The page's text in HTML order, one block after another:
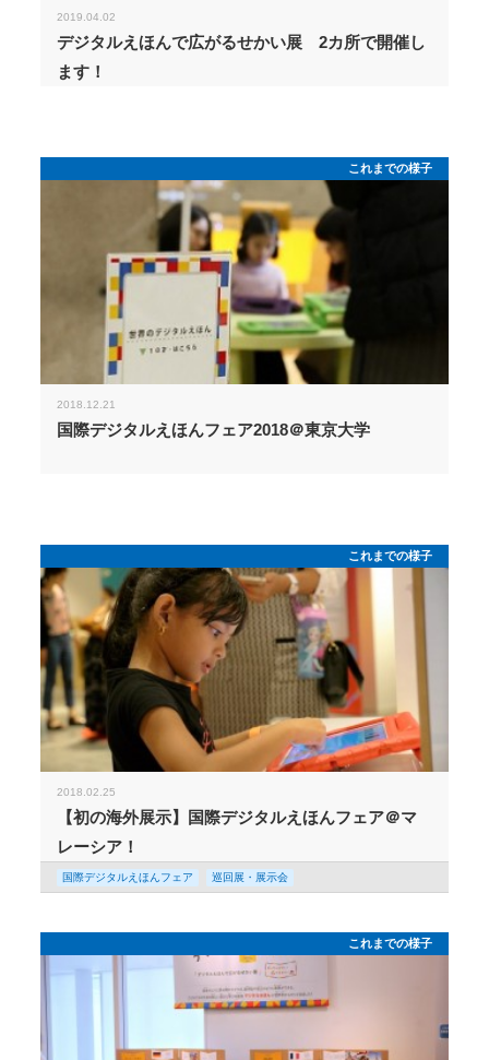
2019.04.02
デジタルえほんで広がるせかい展 2カ所で開催し
ます！
これまでの様子
2018.12.21
国際デジタルえほんフェア2018＠東京大学
これまでの様子
2018.02.25
【初の海外展示】国際デジタルえほんフェア＠マ
レーシア！
国際デジタルえほんフェア 巡回展・展示会
これまでの様子